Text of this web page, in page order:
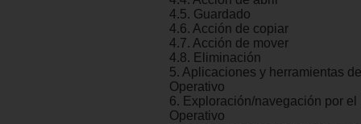
4.5. Guardado
4.6. Acción de copiar
4.7. Acción de mover
4.8. Eliminación
5. Aplicaciones y herramientas
Operativo
6. Exploración/navegación por el
Operativo